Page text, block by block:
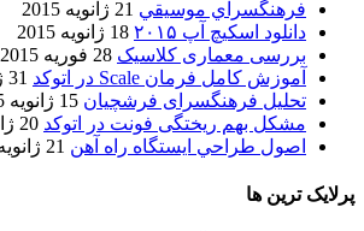
فرهنگسراي موسيقي 21 ژانویه 2015
دانلود اسکیچ آپ ۲۰۱۵
18 ژانویه 2015
بررسی معماری کلاسیک 28 فوریه 2015
آموزش کامل فرمان Scale در اتوکد
31 ژانویه 2016
تحلیل فرهنگسرای فرشچیان 15 ژانویه 2015
مشکل بهم ریختگی فونت در اتوکد 20 ژانویه 2016
اصول طراحي ایستگاه راه آهن 21 ژانویه 2015
پرلایک ترین ها